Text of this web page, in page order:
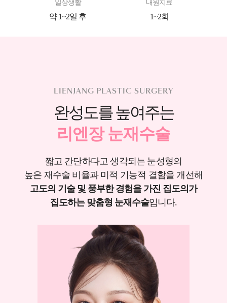
일상생활
약 1~2일 후
내원치료
1~2회
LIENJANG PLASTIC SURGERY
완성도를 높여주는
리엔장 눈재수술
짧고 간단하다고 생각되는 눈성형의
높은 재수술 비율과미적 기능적 결함을 개선해
고도의 기술 및 풍부한 경험을 가진 집도의가
집도하는 맞춤형 눈재수술입니다.